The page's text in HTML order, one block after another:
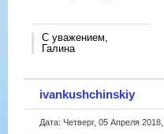
С уважением,
Галина
ivankushchinskiy
Дата: Четверг, 05 Апреля